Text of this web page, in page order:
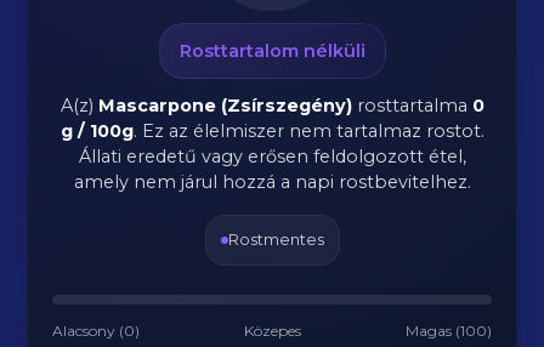
Rosttartalom nélküli
A(z) Mascarpone (Zsírszegény)rosttartalma 0
g / 100g. Ez az élelmiszer nem tartalmaz rostot.
Állati eredetű vagy erősen feldolgozott étel,
amely nem járul hozzá a napi rostbevitelhez.
Rostmentes
Alacsony (0) Közepes Magas (100)